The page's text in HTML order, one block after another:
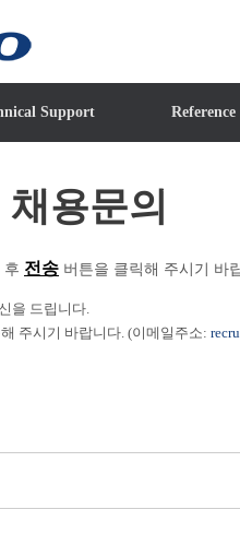
Support Reference
용문의
후 전송 버튼을 클릭해 주시기 바
을 드립니다.
주시기 바랍니다. (이메일주소: